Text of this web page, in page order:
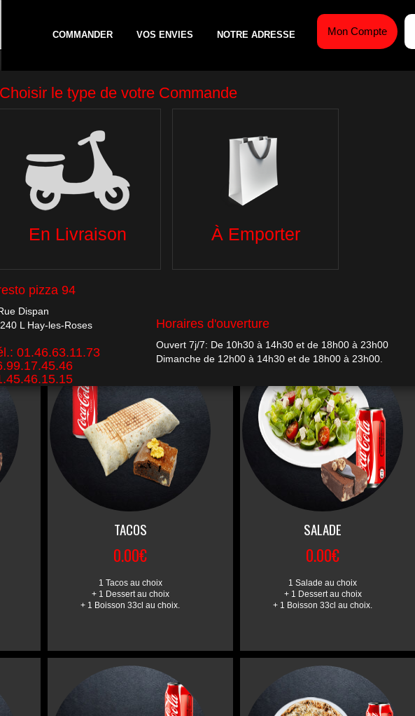
COMMANDER VOS ENVIES NOTRE ADRESSE Mon Compte
PIZZAS CRÈME FRAÎCHE
PIZZAS ITALIENNES
ESCALOPES DE VEAU
RESULTAT DE RECHERCHE
TACOS
0.00€
1 Tacos au choix
+ 1 Dessert au choix
+ 1 Boisson 33cl au choix.
SALADE
0.00€
1 Salade au choix
+ 1 Dessert au choix
+ 1 Boisson 33cl au choix.